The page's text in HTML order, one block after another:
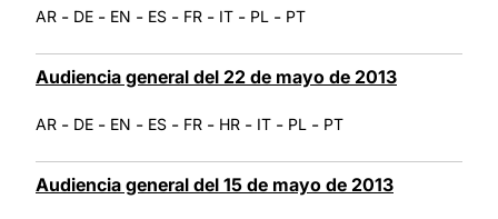
AR - DE - EN - ES - FR - IT - PL - PT
Audiencia general del 22 de mayo de 2013
AR - DE - EN - ES - FR - HR - IT - PL - PT
Audiencia general del 15 de mayo de 2013